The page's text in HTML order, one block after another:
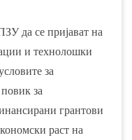
да се пријават на
и технолошки
за
за
грантови
раст на